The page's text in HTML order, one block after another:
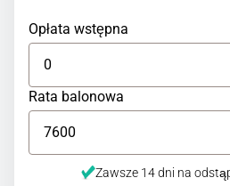
Opłata wstępna
Rata balonowa
Zawsze 14 dni na